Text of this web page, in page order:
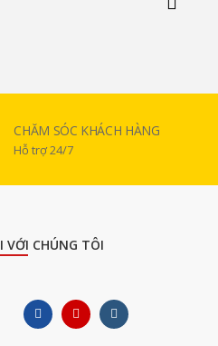
CHĂM SÓC KHÁCH HÀNG
Hỗ trợ 24/7
VỚI CHÚNG TÔI